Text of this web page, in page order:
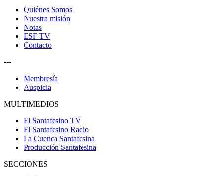
Quiénes Somos
Nuestra misión
Notas
ESF TV
Contacto
---
Membresía
Auspicia
MULTIMEDIOS
El Santafesino TV
El Santafesino Radio
La Cuenca Santafesina
Producción Santafesina
SECCIONES